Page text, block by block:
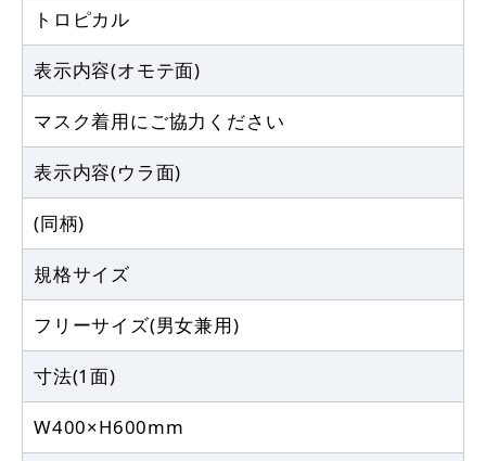
トロピカル
表示内容(オモテ面)
マスク着用にご協力ください
表示内容(ウラ面)
(同柄)
規格サイズ
フリーサイズ(男女兼用)
寸法(1面)
W400×H600mm